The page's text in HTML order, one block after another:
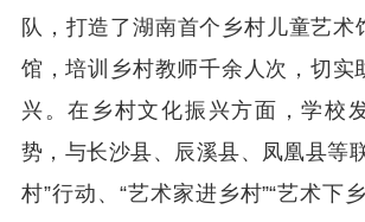
队，打造了湖南首个乡村儿童艺
馆，培训乡村教师千余人次，切实
兴。在乡村文化振兴方面，学校
势，与长沙县、辰溪县、凤凰县等
村”行动、“艺术家进乡村”“艺术下